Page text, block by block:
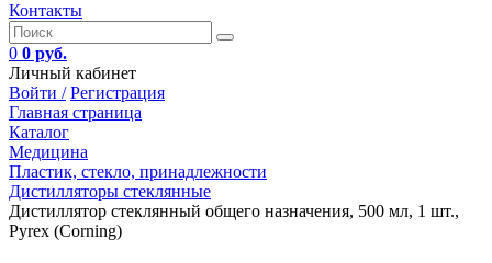
Контакты
0 0 руб.
Личный кабинет
Войти / Регистрация
Главная страница
Каталог
Медицина
Пластик, стекло, принадлежности
Дистилляторы стеклянные
Дистиллятор стеклянный общего назначения, 500 мл, 1 шт.,
Pyrex (Corning)